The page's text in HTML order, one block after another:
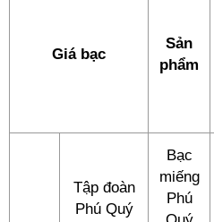
Giá bạc
Sản
phẩm
Tập đoàn
Phú Quý
Bạc
miếng
Phú